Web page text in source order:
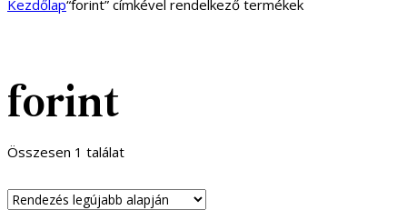
Kezdőlap“forint” címkével rendelkező termékek
forint
Összesen 1 találat